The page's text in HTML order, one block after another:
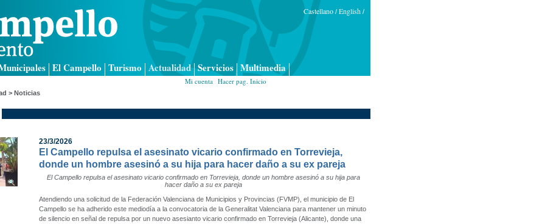
Castellano / English /
El Campello Turismo Actualidad Servicios Multimedia
Mi cuenta Hacer pag. Inicio
> Noticias
23/3/2026
El Campello repulsa el asesinato vicario confirmado en Torrevieja,
donde un hombre asesinó a su hija para hacer daño a su ex pareja
El Campello repulsa el asesinato vicario confirmado en Torrevieja, donde un hombre asesinó a su hija para
hacer daño a su ex pareja
Atendiendo una solicitud de la Federación Valenciana de Municipios y Provincias (FVMP), el municipio de El
Campello se ha adherido este mediodía a la convocatoria de la Generalitat Valenciana para mantener un minuto
de silencio en señal de repulsa por un nuevo asesianto vicario confirmado en Torrevieja (Alicante), donde una